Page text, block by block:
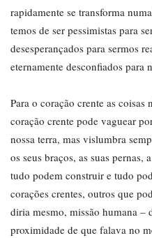
rapidamente se transforma
temos de ser pessimistas para
desesperançados para sermos
eternamente desconfiados para
Para o coração crente as coisas
coração crente pode vaguear
nossa terra, mas vislumbra
os seus braços, as suas pernas,
tudo podem construir e tudo
corações crentes, outros que
diria mesmo, missão humana
proximidade de que falava no